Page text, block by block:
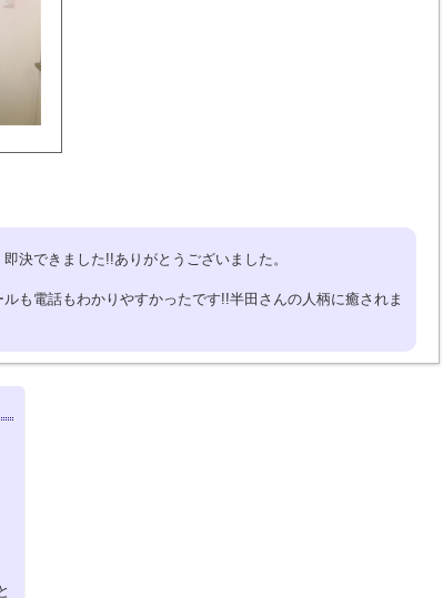
決できました!!ありがとうございました。
も電話もわかりやすかったです!!半田さんの人柄に癒されま